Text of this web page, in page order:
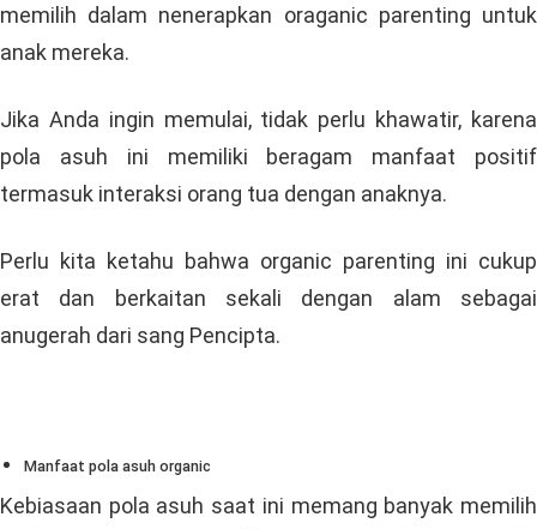
memilih dalam nenerapkan oraganic parenting untuk
anak mereka.
Jika Anda ingin memulai, tidak perlu khawatir, karena
pola asuh ini memiliki beragam manfaat positif
termasuk interaksi orang tua dengan anaknya.
Perlu kita ketahu bahwa organic parenting ini cukup
erat dan berkaitan sekali dengan alam sebagai
anugerah dari sang Pencipta.
Manfaat pola asuh organic
Kebiasaan pola asuh saat ini memang banyak memilih